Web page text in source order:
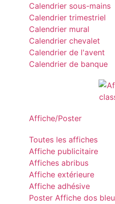
Calendrier sous-mains
Calendrier trimestriel
Calendrier mural
Calendrier chevalet
Calendrier de l'avent
Calendrier de banque
Affiche/Poster
Toutes les affiches
Affiche publicitaire
Affiches abribus
Affiche extérieure
Affiche adhésive
Poster Affiche dos bleu